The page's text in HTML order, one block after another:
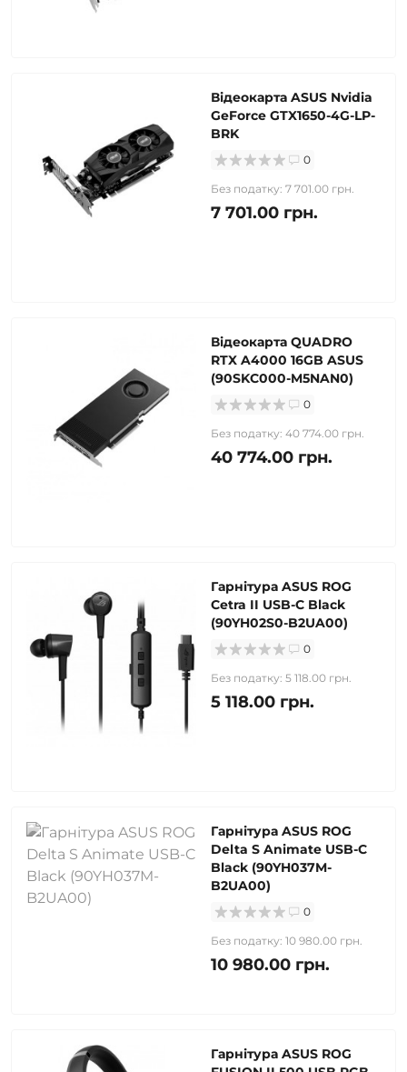
Відеокарта ASUS Nvidia
GeForce GTX1650-4G-LP-
BRK
0
Без податку: 7 701.00 грн.
7 701.00 грн.
Відеокарта QUADRO
RTX A4000 16GB ASUS
(90SKC000-M5NAN0)
0
Без податку: 40 774.00 грн.
40 774.00 грн.
Гарнітура ASUS ROG
Cetra II USB-C Black
(90YH02S0-B2UA00)
0
Без податку: 5 118.00 грн.
5 118.00 грн.
Гарнітура ASUS ROG
Delta S Animate USB-C
Black (90YH037M-
B2UA00)
0
Без податку: 10 980.00 грн.
10 980.00 грн.
Гарнітура ASUS ROG